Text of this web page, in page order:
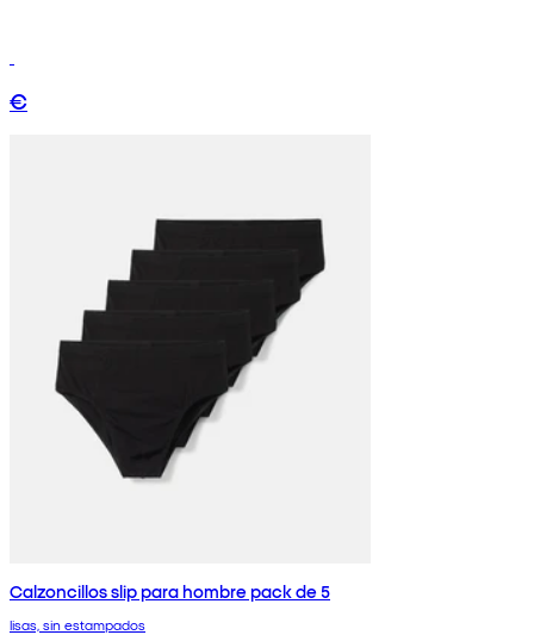
€
Calzoncillos slip para hombre pack de 5
lisas, sin estampados